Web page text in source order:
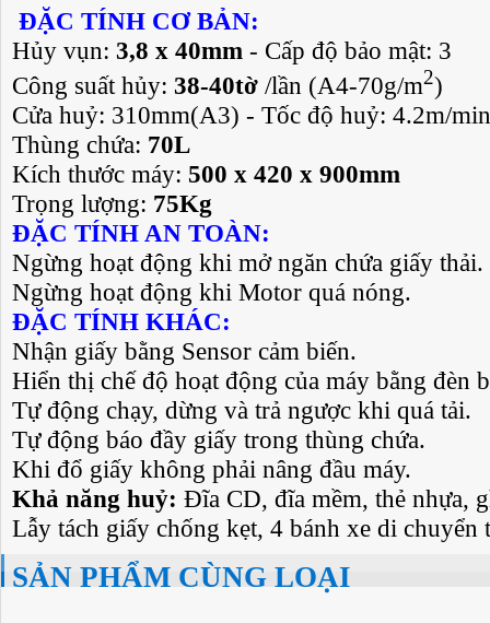
ĐẶC TÍNH CƠ BẢN:
Hủy vụn: 3,8 x 40mm - Cấp độ bảo mật: 3
Công suất hủy: 38-40tờ /lần (A4-70g/m2)
Cửa huỷ: 310mm(A3) - Tốc độ huỷ: 4.2m/min
Thùng chứa: 70L
Kích thước máy: 500 x 420 x 900mm
Trọng lượng: 75Kg
ĐẶC TÍNH AN TOÀN:
Ngừng hoạt động khi mở ngăn chứa giấy thải.
Ngừng hoạt động khi Motor quá nóng.
ĐẶC TÍNH KHÁC:
Nhận giấy bằng Sensor cảm biến.
Hiển thị chế độ hoạt động của máy bằng đèn
Tự động chạy, dừng và trả ngược khi quá tải.
Tự động báo đầy giấy trong thùng chứa.
Khi đổ giấy không phải nâng đầu máy.
Khả năng huỷ: Đĩa CD, đĩa mềm, thẻ nhựa,
Lẫy tách giấy chống kẹt, 4 bánh xe di chuyển
SẢN PHẨM CÙNG LOẠI